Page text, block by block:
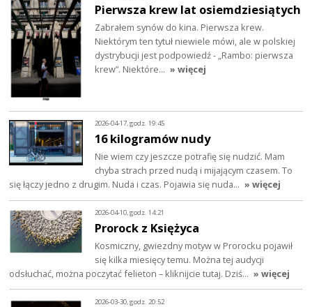
Pierwsza krew lat osiemdziesiątych
Zabrałem synów do kina. Pierwsza krew.
Niektórym ten tytuł niewiele mówi, ale w polskiej
dystrybucji jest podpowiedź - „Rambo: pierwsza
krew”. Niektóre… » więcej
2026-04-17, godz. 19:45
16 kilogramów nudy
Nie wiem czy jeszcze potrafię się nudzić. Mam
chyba strach przed nudą i mijającym czasem. To
się łączy jedno z drugim. Nuda i czas. Pojawia się nuda… » więcej
2026-04-10, godz. 14:21
Prorock z Księżyca
Kosmiczny, gwiezdny motyw w Prorocku pojawił
się kilka miesięcy temu. Można tej audycji
odsłuchać, można poczytać felieton – kliknijcie tutaj. Dziś… » więcej
2026-03-30, godz. 20:52